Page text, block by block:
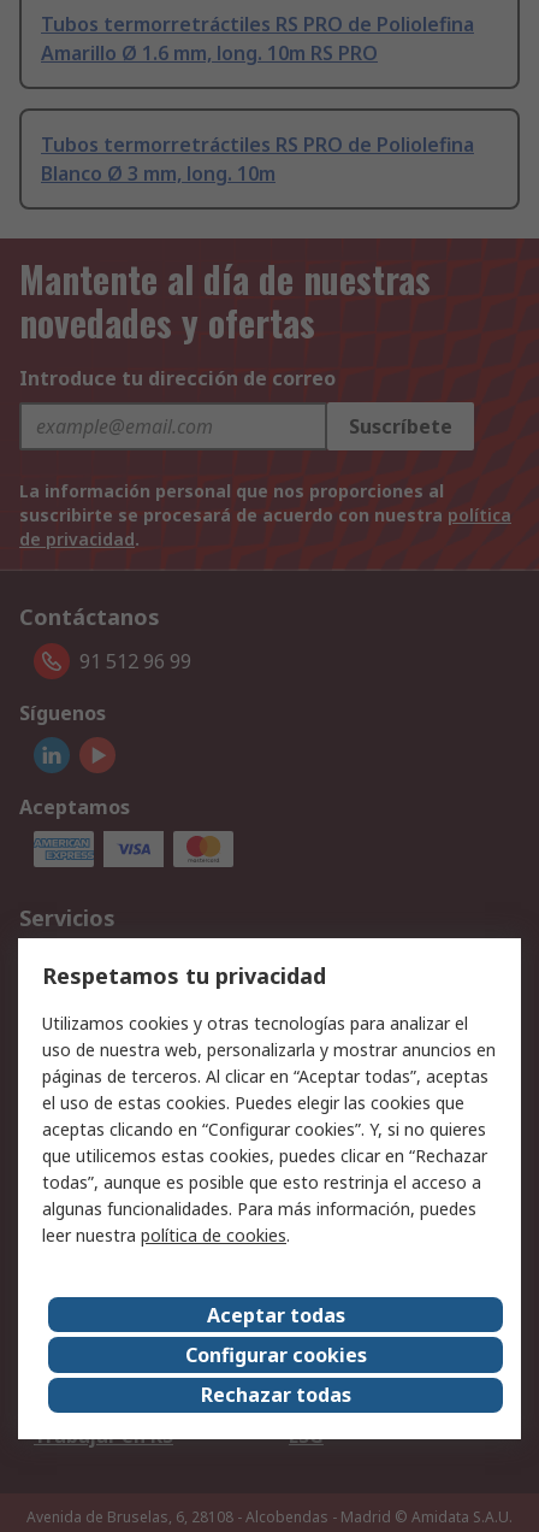
Tubos termorretráctiles RS PRO de Poliolefina
Amarillo Ø 1.6 mm, long. 10m RS PRO
Tubos termorretráctiles RS PRO de Poliolefina
Blanco Ø 3 mm, long. 10m
Mantente al día de nuestras
novedades y ofertas
Introduce tu dirección de correo
Suscríbete
La información personal que nos proporciones al
suscribirte se procesará de acuerdo con nuestra política
de privacidad.
Contáctanos
91 512 96 99
Síguenos
Aceptamos
Servicios
Cómo realizar pedidos
Devoluciones
Facturación y pago
Ofertas
Soporte técnico
Legal
Aviso legal
Política de privacidad -
Actualizada
Política sobre cookies
Seguridad de emails
Certificaciones de
Condiciones de venta
Acerca de RS
Acerca de RS
RS Group
RS en el mundo
Sala de prensa
Trabajar en RS
ESG
Avenida de Bruselas, 6, 28108 - Alcobendas - Madrid © Amidata S.A.U.
Respetamos tu privacidad
Utilizamos cookies y otras tecnologías para analizar el
uso de nuestra web, personalizarla y mostrar anuncios en
páginas de terceros. Al clicar en “Aceptar todas”, aceptas
el uso de estas cookies. Puedes elegir las cookies que
aceptas clicando en “Configurar cookies”. Y, si no quieres
que utilicemos estas cookies, puedes clicar en “Rechazar
todas”, aunque es posible que esto restrinja el acceso a
algunas funcionalidades. Para más información, puedes
leer nuestra política de cookies.
Aceptar todas
Configurar cookies
Rechazar todas